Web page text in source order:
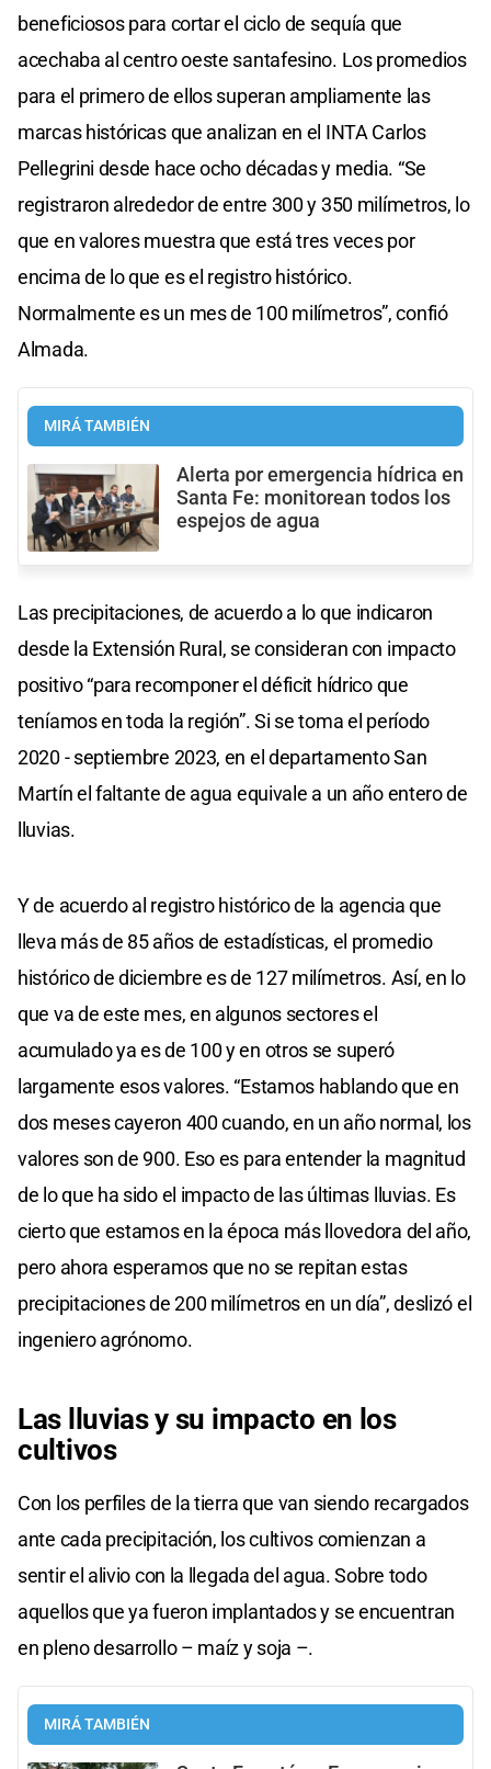
beneficiosos para cortar el ciclo de sequía que
acechaba al centro oeste santafesino. Los promedios
para el primero de ellos superan ampliamente las
marcas históricas que analizan en el INTA Carlos
Pellegrini desde hace ocho décadas y media. “Se
registraron alrededor de entre 300 y 350 milímetros, lo
que en valores muestra que está tres veces por
encima de lo que es el registro histórico.
Normalmente es un mes de 100 milímetros”, confió
Almada.
MIRÁ TAMBIÉN
Alerta por emergencia hídrica en
Santa Fe: monitorean todos los
espejos de agua
Las precipitaciones, de acuerdo a lo que indicaron
desde la Extensión Rural, se consideran con impacto
positivo “para recomponer el déficit hídrico que
teníamos en toda la región”. Si se toma el período
2020 - septiembre 2023, en el departamento San
Martín el faltante de agua equivale a un año entero de
lluvias.
Y de acuerdo al registro histórico de la agencia que
lleva más de 85 años de estadísticas, el promedio
histórico de diciembre es de 127 milímetros. Así, en lo
que va de este mes, en algunos sectores el
acumulado ya es de 100 y en otros se superó
largamente esos valores. “Estamos hablando que en
dos meses cayeron 400 cuando, en un año normal, los
valores son de 900. Eso es para entender la magnitud
de lo que ha sido el impacto de las últimas lluvias. Es
cierto que estamos en la época más llovedora del año,
pero ahora esperamos que no se repitan estas
precipitaciones de 200 milímetros en un día”, deslizó el
ingeniero agrónomo.
Las lluvias y su impacto en los
cultivos
Con los perfiles de la tierra que van siendo recargados
ante cada precipitación, los cultivos comienzan a
sentir el alivio con la llegada del agua. Sobre todo
aquellos que ya fueron implantados y se encuentran
en pleno desarrollo – maíz y soja –.
MIRÁ TAMBIÉN